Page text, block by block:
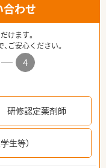
合わせ
けます。
ご安心ください。
4
研修認定薬剤師
生等）